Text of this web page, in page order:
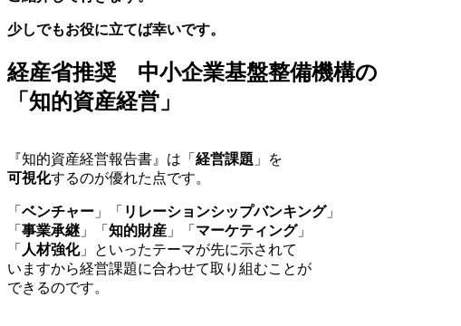
少しでもお役に立てば幸いです。
経産省推奨 中小企業基盤整備機構の
「知的資産経営」
『知的資産経営報告書』は「 経営課題 」を
可視化するのが優れた点です。
「 ベンチャー 」「 リレーションシップバンキング」
「 事業承継 」「 知的財産 」「 マーケティング」
「 人材強化」といったテーマが先に示されて
いますから経営課題に合わせて取り組むことが
できるのです。